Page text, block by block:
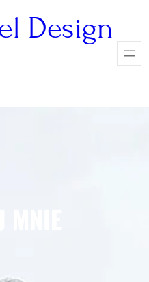
Design